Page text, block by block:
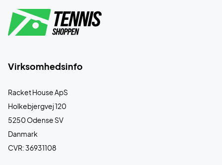
Virksomhedsinfo
Racket House ApS
Holkebjergvej 120
5250 Odense SV
Danmark
CVR: 36931108